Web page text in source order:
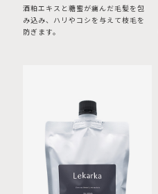
酒粕エキスと糖蜜が痛んだ毛髪を包
み込み、ハリやコシを与えて枝毛を
防ぎます。